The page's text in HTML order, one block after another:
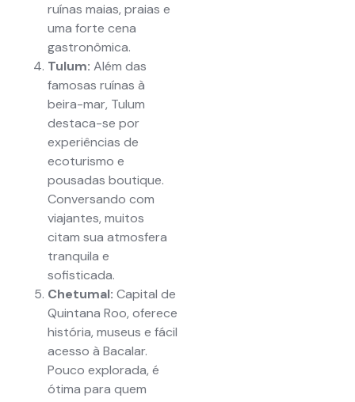
ruínas maias, praias e
uma forte cena
gastronômica.
Tulum: Além das
famosas ruínas à
beira-mar, Tulum
destaca-se por
experiências de
ecoturismo e
pousadas boutique.
Conversando com
viajantes, muitos
citam sua atmosfera
tranquila e
sofisticada.
Chetumal: Capital de
Quintana Roo, oferece
história, museus e fácil
acesso à Bacalar.
Pouco explorada, é
ótima para quem